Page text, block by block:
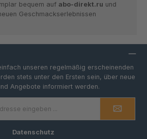
bequem auf abo-direkt.ru und
Geschmackserlebnissen
unseren regelmäßig erscheinenden
stets unter den Ersten sein, über neue
Angebote informiert werden.
Datenschutz